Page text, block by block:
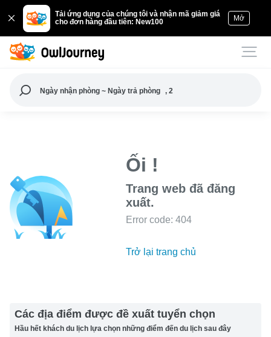
Tải ứng dụng của chúng tôi và nhận mã giảm giá
cho đơn hàng đầu tiên: New100
Mở
Ngày nhận phòng ~ Ngày trả phòng , 2
Ối !
Trang web đã đăng
xuất.
Error code: 404
Trở lại trang chủ
Các địa điểm được đề xuất tuyển chọn
Hầu hết khách du lịch lựa chọn những điểm đến du lịch sau đây